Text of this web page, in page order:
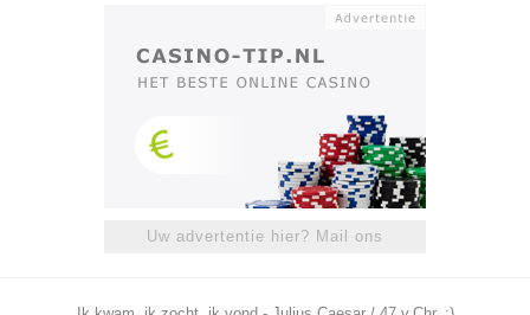
Uw advertentie hier? Mail ons